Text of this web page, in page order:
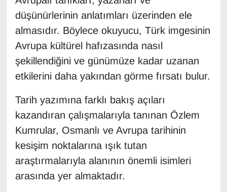
düşünürlerinin anlatımları üzerinden ele
almasıdır. Böylece okuyucu, Türk imgesinin
Avrupa kültürel hafızasında nasıl
şekillendiğini ve günümüze kadar uzanan
etkilerini daha yakından görme fırsatı bulur.
Tarih yazımına farklı bakış açıları
kazandıran çalışmalarıyla tanınan Özlem
Kumrular, Osmanlı ve Avrupa tarihinin
kesişim noktalarına ışık tutan
araştırmalarıyla alanının önemli isimleri
arasında yer almaktadır.